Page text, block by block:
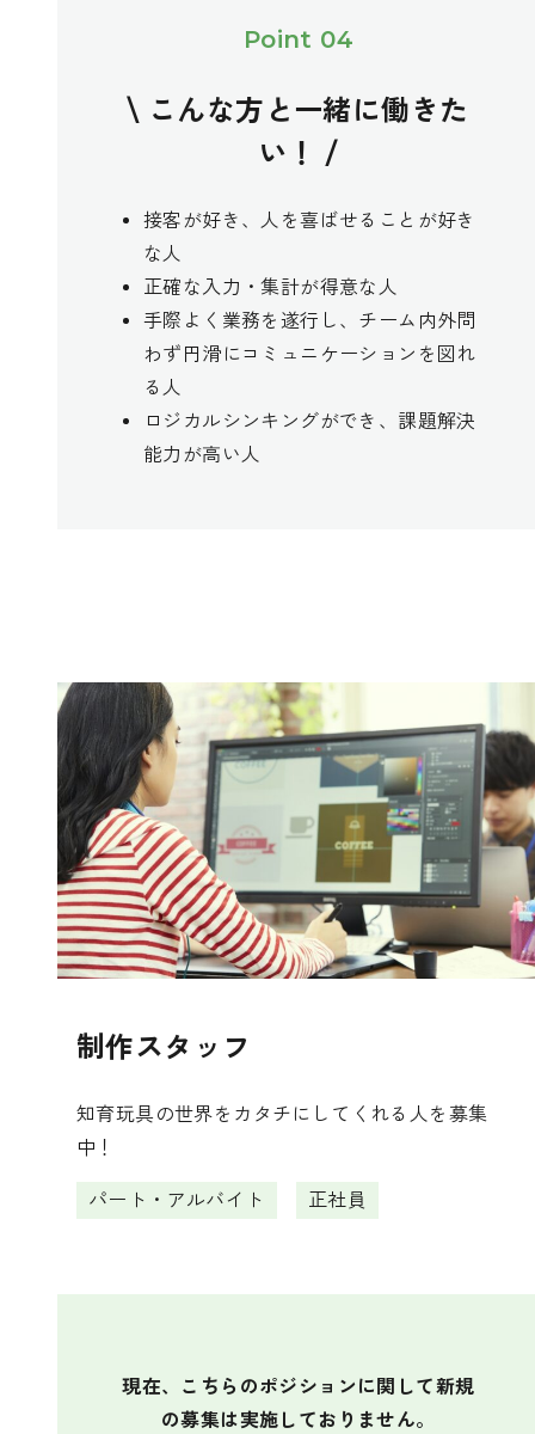
Point 04
\ こんな方と一緒に働きた
い！ /
接客が好き、人を喜ばせることが好き
な人
正確な入力・集計が得意な人
手際よく業務を遂行し、チーム内外問
わず円滑にコミュニケーションを図れ
る人
ロジカルシンキングができ、課題解決
能力が高い人
制作スタッフ
知育玩具の世界をカタチにしてくれる人を募集
中！
パート・アルバイト 正社員
現在、こちらのポジションに関して新規
の募集は実施しておりません。